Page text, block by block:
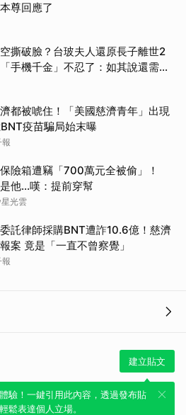
尊回應了
撕破臉？台玻夫人還原長子離世2
手機千金」不忍了：如其說還需要
都被唬住！「美國慈濟青年」出現
疫苗騙局始末曝
報
險箱遭竊「700萬元全被偷」！
他...嘆：提前穿幫
光雲
託律師採購BNT遭詐10.6億！慈濟
案 竟是「一直不曾察覺」
報
建立貼文
驗！一鍵引用此內容，透過發布貼
鬆表達個人立場。